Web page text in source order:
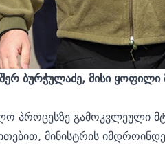
ბურჭულაძე, მისი
პროცესზე გამოკვლეული
მინისტრის